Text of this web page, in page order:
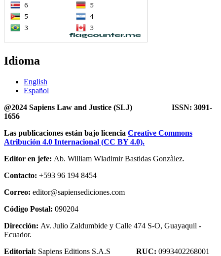
Idioma
English
Español
@2024 Sapiens Law and Justice (SLJ) ISSN: 3091-
1656
Las publicaciones están bajo licencia Creative Commons
Atribución 4.0 Internacional (CC BY 4.0).
Editor en jefe: Ab. William Wladimir Bastidas Gonzàlez.
Contacto: +593 96 194 8454
Correo: editor@sapiensediciones.com
Código Postal: 090204
Dirección: Av. Julio Zaldumbide y Calle 474 S-O, Guayaquil -
Ecuador.
Editorial: Sapiens Editions S.A.S RUC: 0993402268001